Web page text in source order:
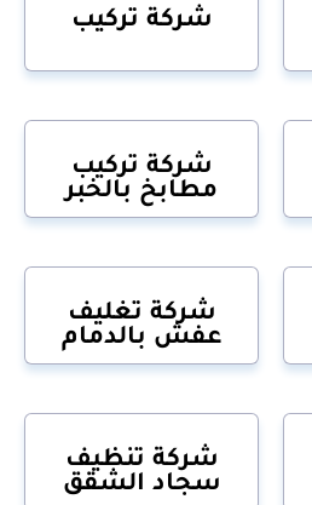
شركة تركيب
شركة تركيب
مطابخ بالخبر
شركة تغليف
عفش بالدمام
شركة تنظيف
سجاد الشقق